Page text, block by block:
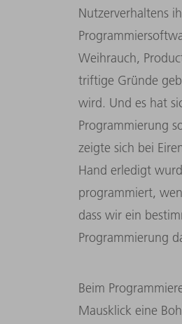
Nutzerverhaltens
Weihrauch,
triftige Gründe
wird. Und es hat
Programmierung
zeigte sich bei
Hand erledigt
programmiert,
dass wir ein
Programmierung
Beim
Mausklick eine